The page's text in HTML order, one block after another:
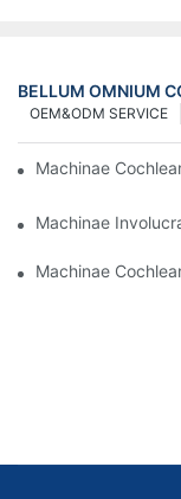
BELLUM OMNIUM
OEM&ODM SERVICE
Machinae
Machinae
Machinae